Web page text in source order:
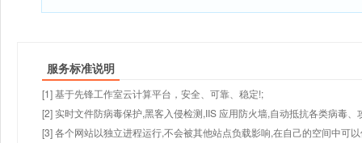
服务标准说明
[1] 基于先锋工作室云计算平台，安全、可靠、稳定!;
[2] 实时文件防病毒保护,黑客入侵检测,IIS 应用防火墙,自动抵抗各类病毒、
[3] 各个网站以独立进程运行,不会被其他站点负载影响,在自己的空间中可